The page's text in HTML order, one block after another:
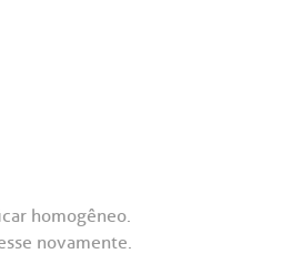
homogêneo.
novamente.